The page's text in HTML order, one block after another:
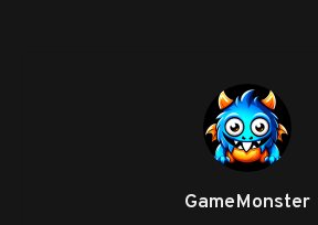
ー
GameMonster